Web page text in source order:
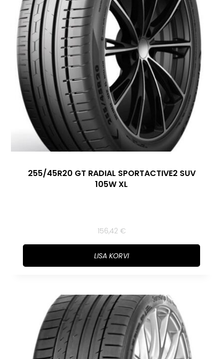
255/45R20 GT RADIAL SPORTACTIVE2 SUV
105W XL
156,42 €
LISA KORVI